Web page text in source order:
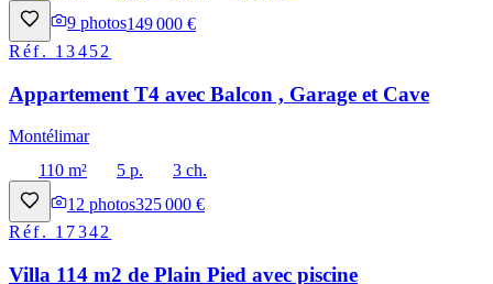
9 photos149 000 €
Réf. 13452
Appartement T4 avec Balcon , Garage et Cave
Montélimar
110 m²
5 p.
3 ch.
12 photos325 000 €
Réf. 17342
Villa 114 m2 de Plain Pied avec piscine